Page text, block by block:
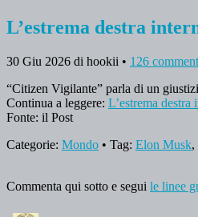
L’estrema destra
30 Giu 2026 di hookii • 126
“Citizen Vigilante” parla di un
Continua a leggere: L’estrema
Fonte: il Post
Categorie: Mondo • Tag: Elon Musk,
Commenta qui sotto e segui le linee